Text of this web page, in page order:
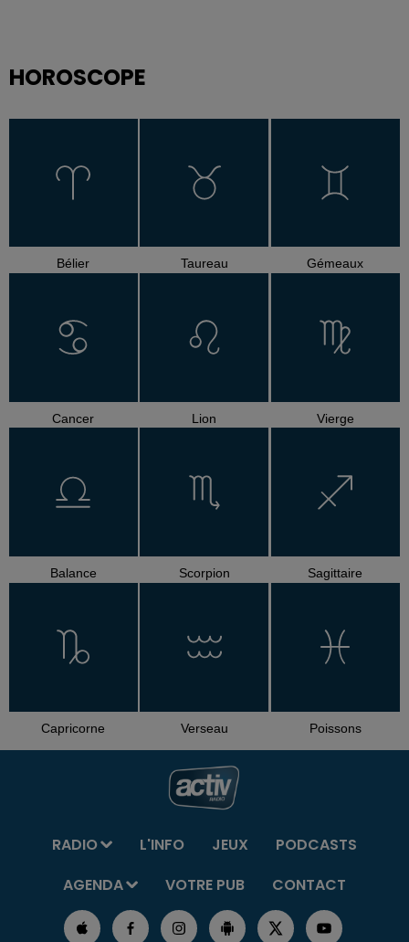
HOROSCOPE
Bélier Taureau Gémeaux
Cancer Lion Vierge
Balance Scorpion Sagittaire
Capricorne Verseau Poissons
RADIO L'INFO JEUX
PODCASTS
AGENDA
VOTRE PUB CONTACT